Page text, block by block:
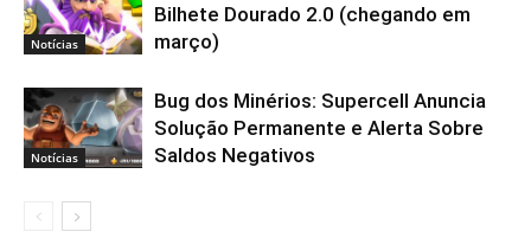
Notícias
Bilhete Dourado 2.0 (chegando em
março)
Notícias
Bug dos Minérios: Supercell Anuncia
Solução Permanente e Alerta Sobre
Saldos Negativos